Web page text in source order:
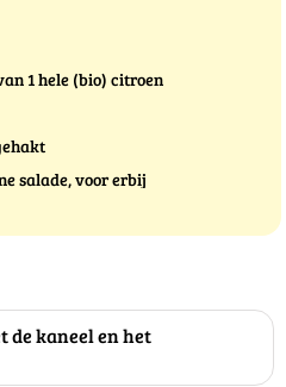
1 hele (bio) citroen
salade, voor erbij
de kaneel en het